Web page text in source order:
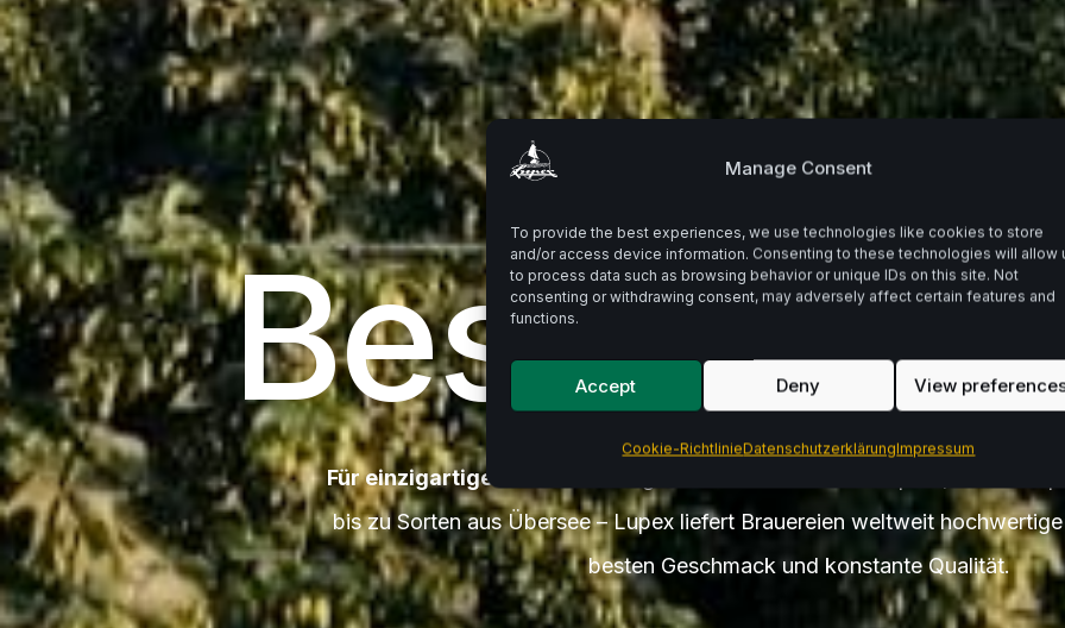
Manage Consent
To provide the best experiences, we use technologies like cookies to store
and/or access device information. Consenting to these technologies will allow
to process data such as browsing behavior or unique IDs on this site. Not
consenting or withdrawing consent, may adversely affect certain features and
functions.
Accept Deny View
Cookie-RichtlinieDatenschutzerklärungImpressum
Beste
Für einzigartiges Bier.
bis zu Sorten aus Übersee – Lupex liefert Brauereien weltweit
besten Geschmack und konstante Qualität.